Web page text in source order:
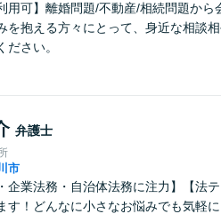
用可】離婚問題/不動産/相続問題か
を抱える方々にとって、身近な相談
ださい。
弁護士
市
企業法務・自治体法務に注力】【法
す！どんなに小さなお悩みでも気軽